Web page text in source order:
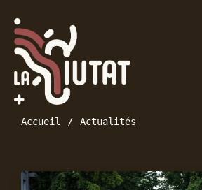
Accueil Actualités